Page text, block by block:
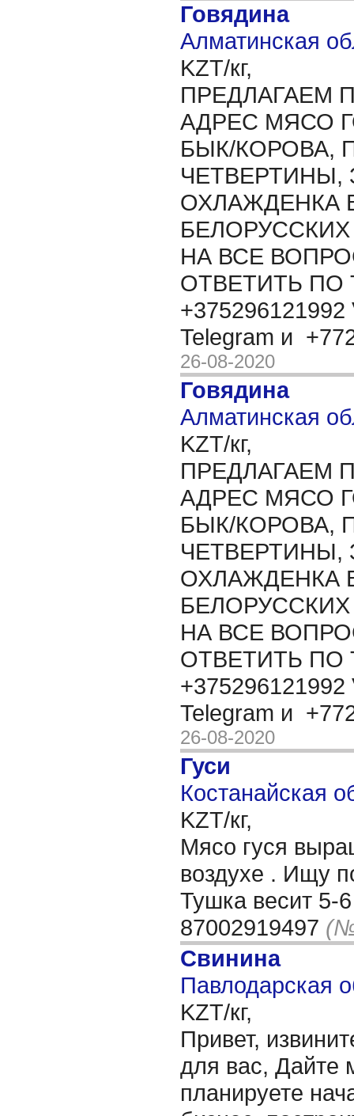
Говядина
Алматинская
KZT/кг,
ПРЕДЛАГАЕМ
АДРЕС МЯСО
БЫК/КОРОВА,
ЧЕТВЕРТИНЫ,
ОХЛАЖДЕНКА
НА ВСЕ
ОТВЕТИТЬ ПО
Telegram и
26-08-2020
Говядина
Алматинская
KZT/кг,
ПРЕДЛАГАЕМ
АДРЕС МЯСО
БЫК/КОРОВА,
ЧЕТВЕРТИНЫ,
ОХЛАЖДЕНКА
НА ВСЕ
ОТВЕТИТЬ ПО
Telegram и
26-08-2020
Гуси
Костанайская
KZT/кг,
Мясо гуся
воздухе . Ищу
Тушка весит 5-
87002919497
Свинина
Павлодарская
KZT/кг,
Привет,
для вас, Дайте
планируете